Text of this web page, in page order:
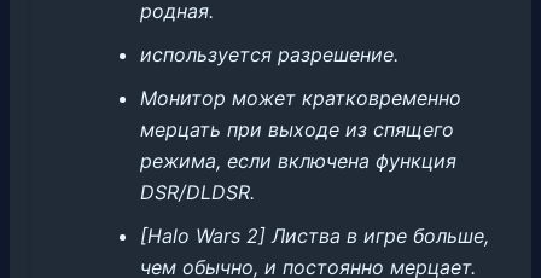
родная.
используется разрешение.
Монитор может кратковременно
мерцать при выходе из спящего
режима, если включена функция
DSR/DLDSR.
[Halo Wars 2] Листва в игре больше,
чем обычно, и постоянно мерцает.